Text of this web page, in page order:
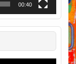
00:40